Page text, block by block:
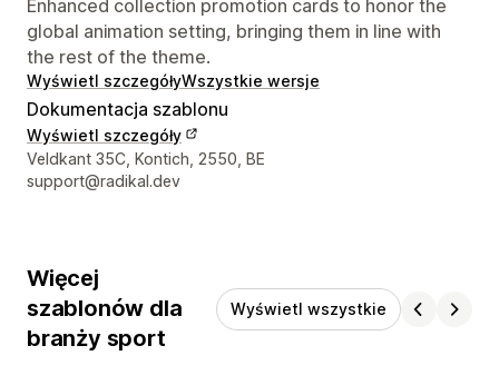
Enhanced collection promotion cards to honor the
global animation setting, bringing them in line with
the rest of the theme.
Wyświetl szczegółyWszystkie wersje
Dokumentacja szablonu
Wyświetl szczegóły
Dane kontaktowe projektanta
Veldkant 35C, Kontich, 2550, BE
support@radikal.dev
Więcej
szablonów dla
branży sport
Wyświetl wszystkie